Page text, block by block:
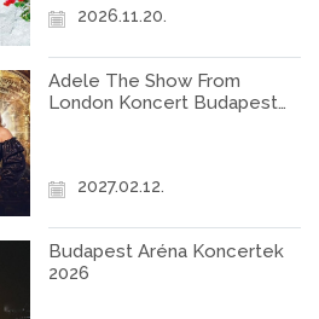
2026.11.20.
Adele The Show From
London Koncert Budapest
2027.02.12.
Budapest Aréna Koncertek
2026